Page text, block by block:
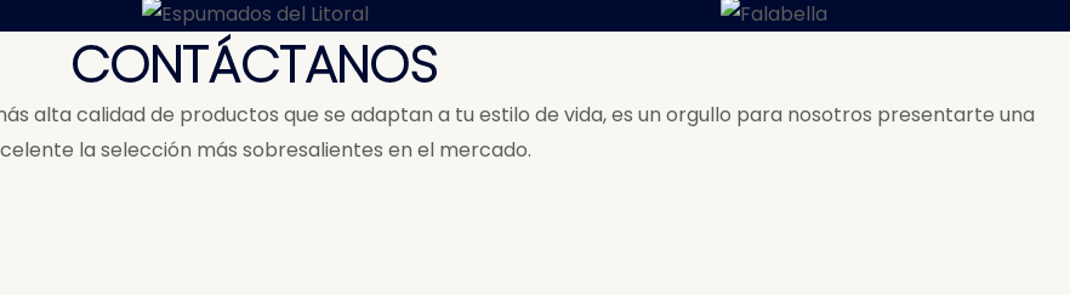
CONTÁCTANOS
alta calidad de productos que se adaptan a tu estilo de vida, es un orgullo para nosotros presentarte una
la selección más sobresalientes en el mercado.